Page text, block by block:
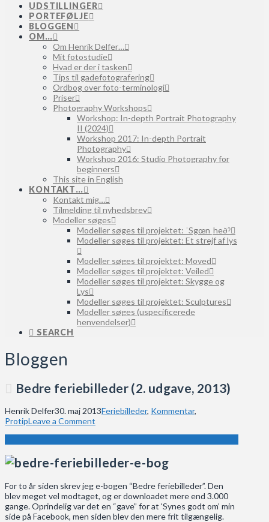
UDSTILLINGER
PORTEFØLJE
BLOGGEN
OM…
Om Henrik Delfer…
Mit fotostudie
Hvad er der i tasken
Tips til gadefotografering
Ordbog over foto-terminologi
Priser
Photography Workshops
Workshop: In-depth Portrait Photography
II (2024)
Workshop 2017: In-depth Portrait
Photography
Workshop 2016: Studio Photography for
beginners
This site in English
KONTAKT…
Kontakt mig…
Tilmelding til nyhedsbrev
Modeller søges
Modeller søges til projektet: ˈSgœnˌheðˀ
Modeller søges til projektet: Et strejf af lys
Modeller søges til projektet: Moved
Modeller søges til projektet: Veiled
Modeller søges til projektet: Skygge og
Lys
Modeller søges til projektet: Sculptures
Modeller søges (uspecificerede
henvendelser)
SEARCH
Bloggen
Bedre feriebilleder (2. udgave, 2013)
Henrik Delfer30. maj 2013Feriebilleder, Kommentar,
ProtipLeave a Comment
For to år siden skrev jeg e-bogen “Bedre feriebilleder”. Den
blev meget vel modtaget, og er downloadet mere end 3.000
gange. Oprindelig var det en “gave” for at ‘Synes godt om’ min
side på Facebook, men siden blev den mere frit tilgængelig.